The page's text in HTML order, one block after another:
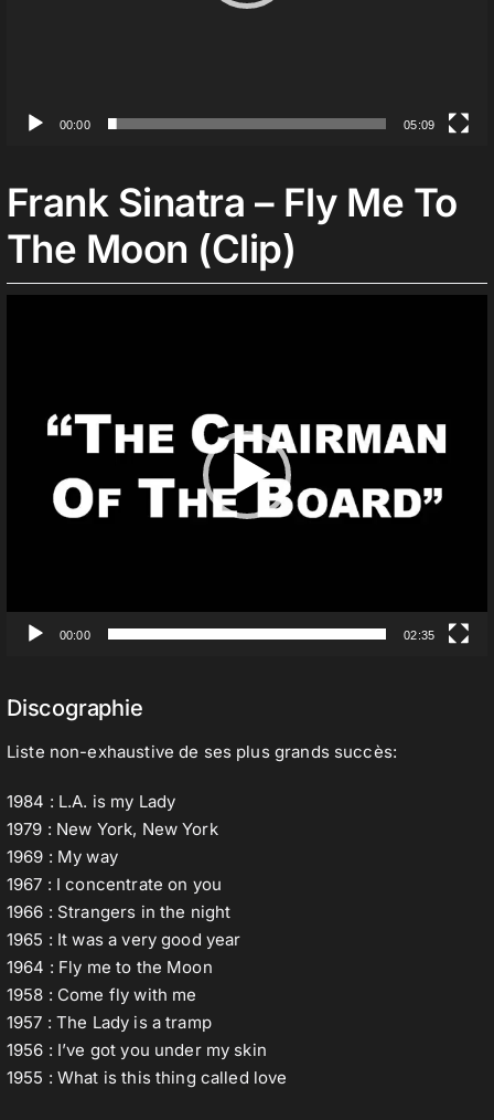
00:00 05:09
Frank Sinatra – Fly Me To
The Moon (Clip)
00:00 02:35
Discographie
Liste non-exhaustive de ses plus grands succès:
1984 : L.A. is my Lady
1979 : New York, New York
1969 : My way
1967 : I concentrate on you
1966 : Strangers in the night
1965 : It was a very good year
1964 : Fly me to the Moon
1958 : Come fly with me
1957 : The Lady is a tramp
1956 : I’ve got you under my skin
1955 : What is this thing called love